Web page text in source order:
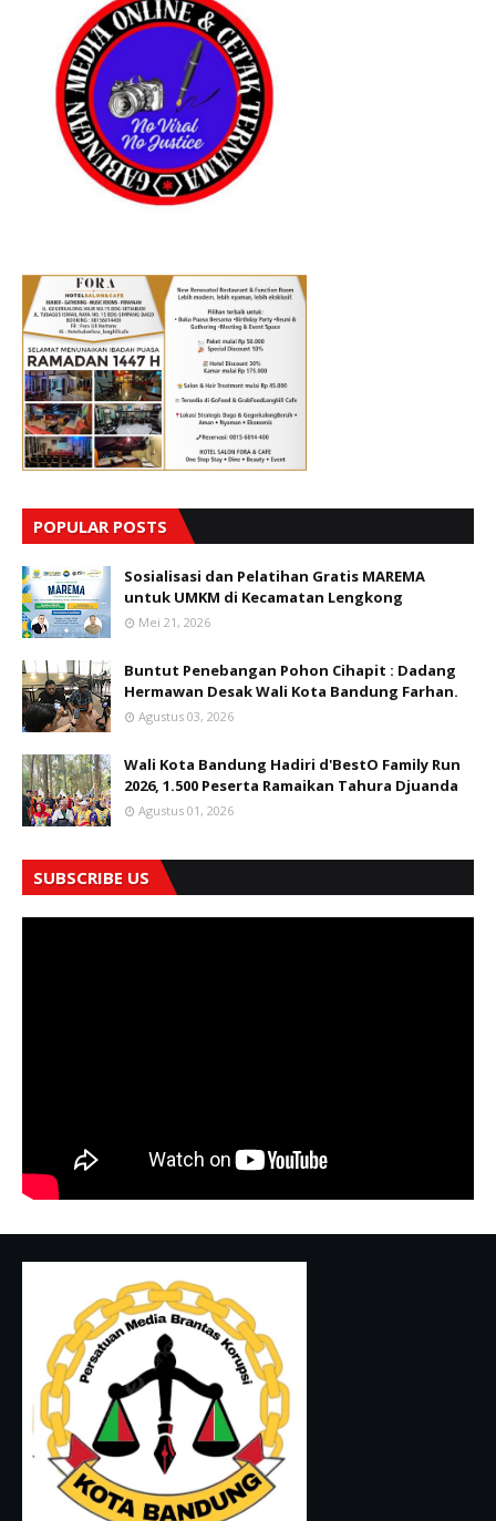
POPULAR POSTS
Sosialisasi dan Pelatihan Gratis MAREMA
untuk UMKM di Kecamatan Lengkong
Mei 21, 2026
Buntut Penebangan Pohon Cihapit : Dadang
Hermawan Desak Wali Kota Bandung Farhan.
Agustus 03, 2026
Wali Kota Bandung Hadiri d'BestO Family Run
2026, 1.500 Peserta Ramaikan Tahura Djuanda
Agustus 01, 2026
SUBSCRIBE US